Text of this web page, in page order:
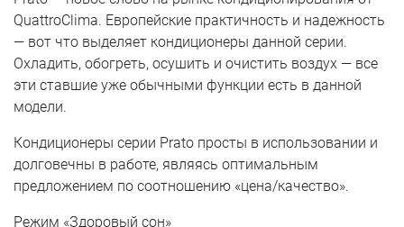
QuattroClima. Европейские практичность и надежность
— вот что выделяет кондиционеры данной серии.
Охладить, обогреть, осушить и очистить воздух — все
эти ставшие уже обычными функции есть в данной
модели.
Кондиционеры серии Prato просты в использовании и
долговечны в работе, являясь оптимальным
предложением по соотношению «цена/качество».
Режим «Здоровый сон»